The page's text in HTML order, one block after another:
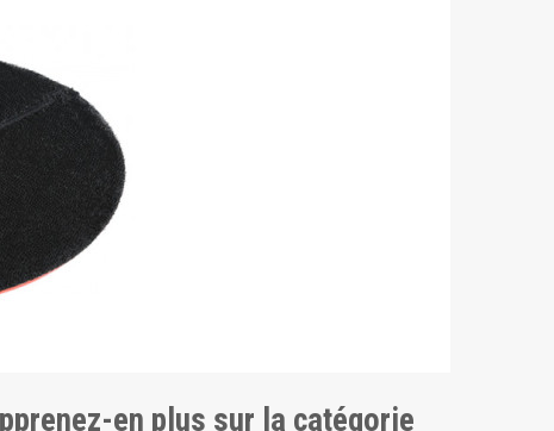
en plus sur la catégorie